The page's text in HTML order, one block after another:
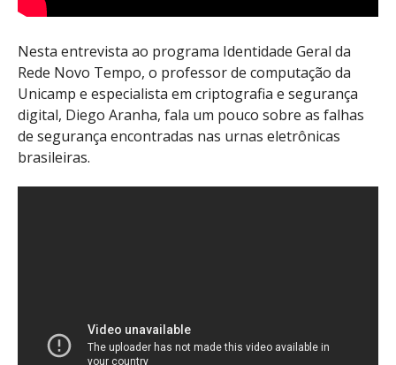
Nesta entrevista ao programa Identidade Geral da
Rede Novo Tempo, o professor de computação da
Unicamp e especialista em criptografia e segurança
digital, Diego Aranha, fala um pouco sobre as falhas
de segurança encontradas nas urnas eletrônicas
brasileiras.